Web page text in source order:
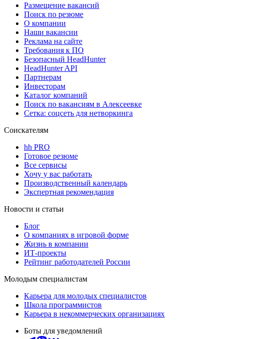
Размещение вакансий
Поиск по резюме
О компании
Наши вакансии
Реклама на сайте
Требования к ПО
Безопасный HeadHunter
HeadHunter API
Партнерам
Инвесторам
Каталог компаний
Поиск по вакансиям в Алексеевке
Сетка: соцсеть для нетворкинга
Соискателям
hh PRO
Готовое резюме
Все сервисы
Хочу у вас работать
Производственный календарь
Экспертная рекомендация
Новости и статьи
Блог
О компаниях в игровой форме
Жизнь в компании
ИТ-проекты
Рейтинг работодателей России
Молодым специалистам
Карьера для молодых специалистов
Школа программистов
Карьера в некоммерческих организациях
Боты для уведомлений